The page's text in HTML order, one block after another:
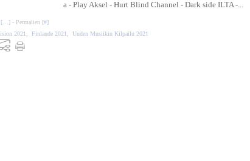
a - Play Aksel - Hurt Blind Channel - Dark side ILTA -...
[ ] - Permalien [#]
2021 Finlande 2021 Uuden Musiikin Kilpailu 2021